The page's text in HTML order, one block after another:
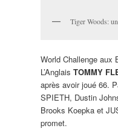
Tiger Woods:
World Challenge aux
L’Anglais TOMMY
après avoir joué 66.
SPIETH, Dustin
Brooks Koepka et
promet.